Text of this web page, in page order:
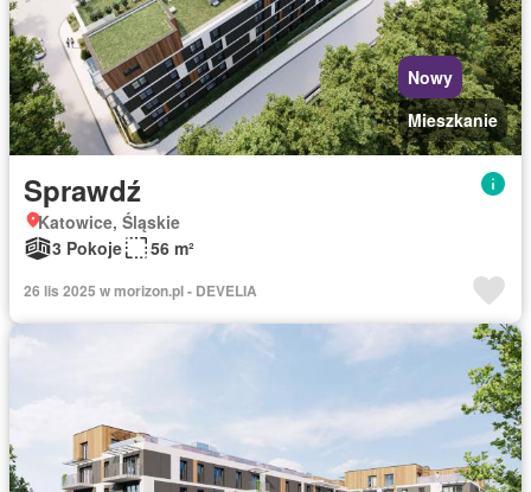
Nowy
Mieszkanie
Sprawdź
Katowice, Śląskie
3 Pokoje
56 m²
26 lis 2025 w morizon.pl - DEVELIA